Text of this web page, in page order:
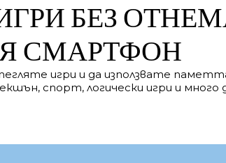
БЕЗ
СМАРТФОН
игри и да използвате
спорт, логически игри и много